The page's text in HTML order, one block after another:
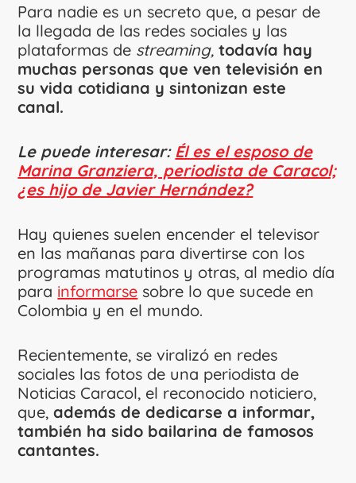
Para nadie es un secreto que, a pesar de
la llegada de las redes sociales y las
plataformas de streaming,todavía hay
muchas personas que ven televisión en
su vida cotidiana y sintonizan este
canal.
Le puede interesar: Él es el esposo de
Marina Granziera, periodista de Caracol;
¿es hijo de Javier Hernández?
Hay quienes suelen encender el televisor
en las mañanas para divertirse con los
programas matutinos y otras, al medio día
para informarse sobre lo que sucede en
Colombia y en el mundo.
Recientemente, se viralizó en redes
sociales las fotos de una periodista de
Noticias Caracol, el reconocido noticiero,
que,además de dedicarse a informar,
también ha sido bailarina de famosos
cantantes.